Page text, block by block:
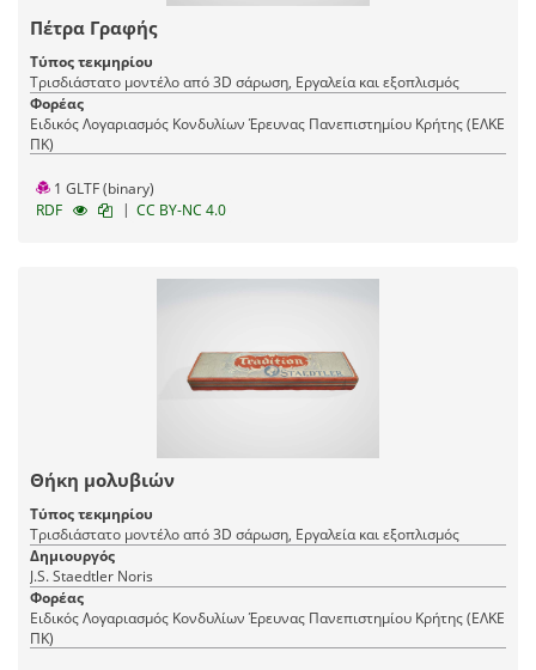
Πέτρα Γραφής
Τύπος τεκμηρίου
Τρισδιάστατο μοντέλο από 3D σάρωση, Εργαλεία και εξοπλισμός
Φορέας
Ειδικός Λογαριασμός Κονδυλίων Έρευνας Πανεπιστημίου Κρήτης (ΕΛΚΕ
ΠΚ)
1 GLTF (binary)
RDF
| CC BY-NC 4.0
Θήκη μολυβιών
Τύπος τεκμηρίου
Τρισδιάστατο μοντέλο από 3D σάρωση, Εργαλεία και εξοπλισμός
Δημιουργός
J.S. Staedtler Noris
Φορέας
Ειδικός Λογαριασμός Κονδυλίων Έρευνας Πανεπιστημίου Κρήτης (ΕΛΚΕ
ΠΚ)